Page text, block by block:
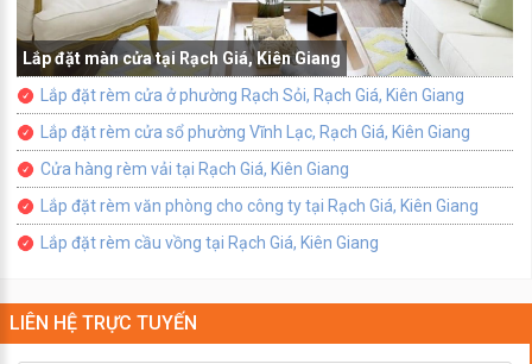
Lắp đặt màn cửa tại Rạch Giá, Kiên Giang
Lắp đặt rèm cửa ở phường Rạch Sỏi, Rạch Giá, Kiên Giang
Lắp đặt rèm cửa sổ phường Vĩnh Lạc, Rạch Giá, Kiên Giang
Cửa hàng rèm vải tại Rạch Giá, Kiên Giang
Lắp đặt rèm văn phòng cho công ty tại Rạch Giá, Kiên Giang
Lắp đặt rèm cầu vồng tại Rạch Giá, Kiên Giang
LIÊN HỆ TRỰC TUYẾN